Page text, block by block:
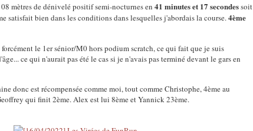
mètres de dénivelé positif semi-nocturnes en 41 minutes et 17 secondessoit
satisfait bien dans les conditions dans lesquelles j'abordais la course.4ème
le 1er sénior/M0 hors podium scratch, ce qui fait que je suis
ce qui n'aurait pas été le cas si je n'avais pas terminé devant le gars en
donc est récompensée comme moi, tout comme Christophe, 4ème au
qui finit 2ème. Alex est lui 8ème et Yannick 23ème.